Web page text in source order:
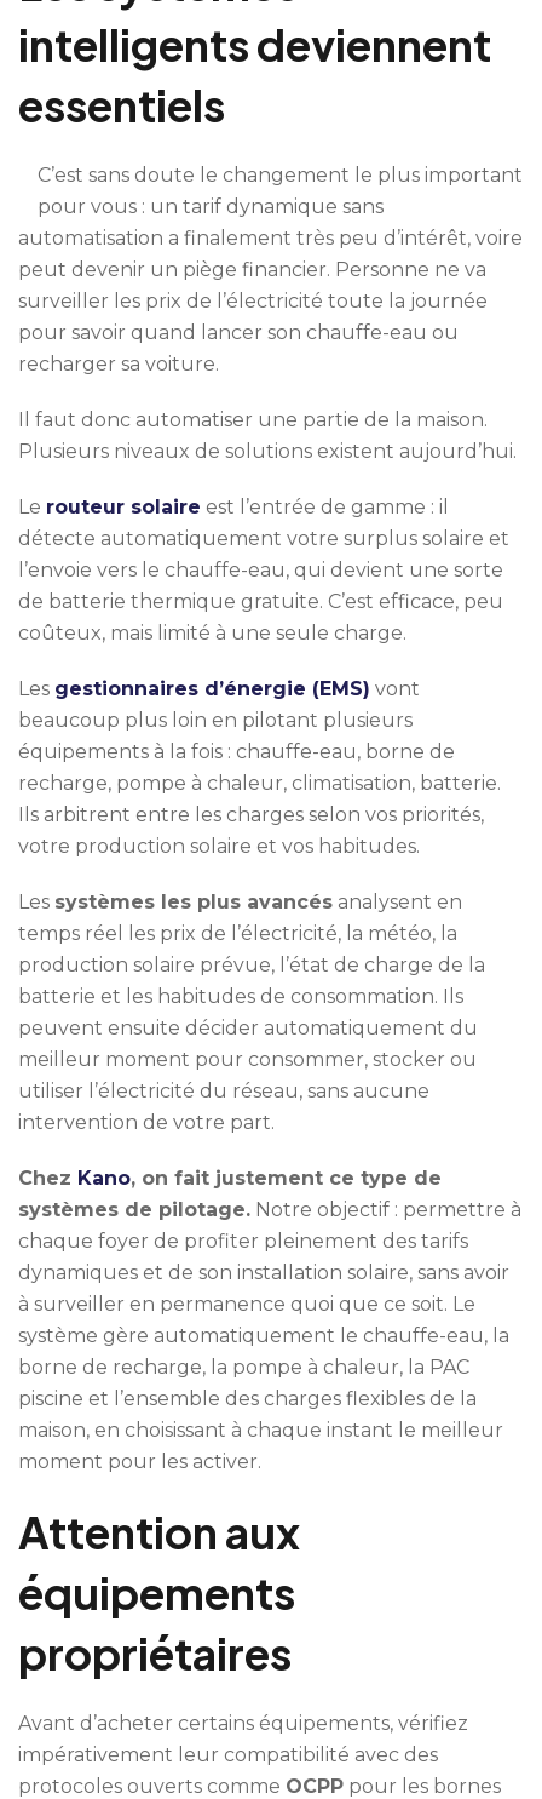
intelligents deviennent
essentiels
C’est sans doute le changement le plus important
pour vous : un tarif dynamique sans
automatisation a finalement très peu d’intérêt, voire
peut devenir un piège financier. Personne ne va
surveiller les prix de l’électricité toute la journée
pour savoir quand lancer son chauffe-eau ou
recharger sa voiture.
Il faut donc automatiser une partie de la maison.
Plusieurs niveaux de solutions existent aujourd’hui.
Le routeur solaire est l’entrée de gamme : il
détecte automatiquement votre surplus solaire et
l’envoie vers le chauffe-eau, qui devient une sorte
de batterie thermique gratuite. C’est efficace, peu
coûteux, mais limité à une seule charge.
Les gestionnaires d’énergie (EMS) vont
beaucoup plus loin en pilotant plusieurs
équipements à la fois : chauffe-eau, borne de
recharge, pompe à chaleur, climatisation, batterie.
Ils arbitrent entre les charges selon vos priorités,
votre production solaire et vos habitudes.
Les systèmes les plus avancés analysent en
temps réel les prix de l’électricité, la météo, la
production solaire prévue, l’état de charge de la
batterie et les habitudes de consommation. Ils
peuvent ensuite décider automatiquement du
meilleur moment pour consommer, stocker ou
utiliser l’électricité du réseau, sans aucune
intervention de votre part.
Chez Kano, on fait justement ce type de
systèmes de pilotage. Notre objectif : permettre à
chaque foyer de profiter pleinement des tarifs
dynamiques et de son installation solaire, sans avoir
à surveiller en permanence quoi que ce soit. Le
système gère automatiquement le chauffe-eau, la
borne de recharge, la pompe à chaleur, la PAC
piscine et l’ensemble des charges flexibles de la
maison, en choisissant à chaque instant le meilleur
moment pour les activer.
Attention aux
équipements
propriétaires
Avant d’acheter certains équipements, vérifiez
impérativement leur compatibilité avec des
protocoles ouverts comme OCPP pour les bornes